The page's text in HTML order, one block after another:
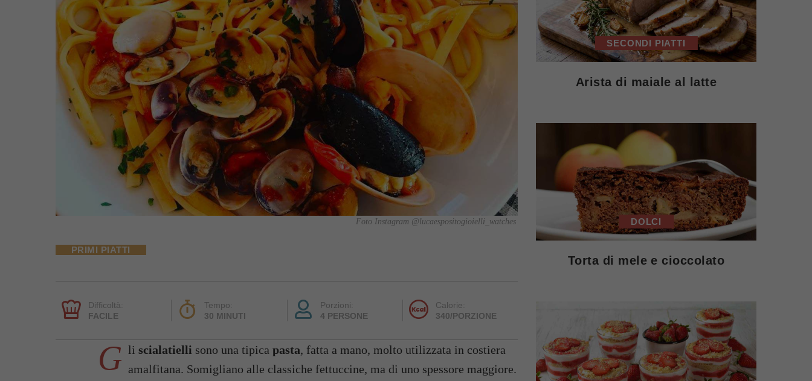
Foto Instagram @lucaespositogioielli_watches
PRIMI PIATTI
Difficoltà:
FACILE
Tempo:
30 MINUTI
Porzioni:
4 PERSONE
Calorie:
340/PORZIONE
G li scialatielli sono una tipica pasta, fatta a mano, molto utilizzata in costiera
amalfitana. Somigliano alle classiche fettuccine, ma di uno spessore maggiore.
SECONDI PIATTI
Arista di maiale al latte
DOLCI
Torta di mele e cioccolato